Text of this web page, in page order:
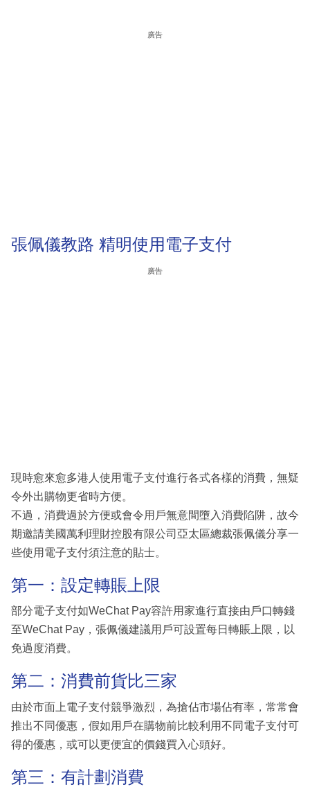
廣告
張佩儀教路 精明使用電子支付
廣告
現時愈來愈多港人使用電子支付進行各式各樣的消費，無疑
令外出購物更省時方便。
不過，消費過於方便或會令用戶無意間墮入消費陷阱，故今
期邀請美國萬利理財控股有限公司亞太區總裁張佩儀分享一
些使用電子支付須注意的貼士。
第一：設定轉賬上限
部分電子支付如WeChat Pay容許用家進行直接由戶口轉錢
至WeChat Pay，張佩儀建議用戶可設置每日轉賬上限，以
免過度消費。
第二：消費前貨比三家
由於市面上電子支付競爭激烈，為搶佔市場佔有率，常常會
推出不同優惠，假如用戶在購物前比較利用不同電子支付可
得的優惠，或可以更便宜的價錢買入心頭好。
第三：有計劃消費